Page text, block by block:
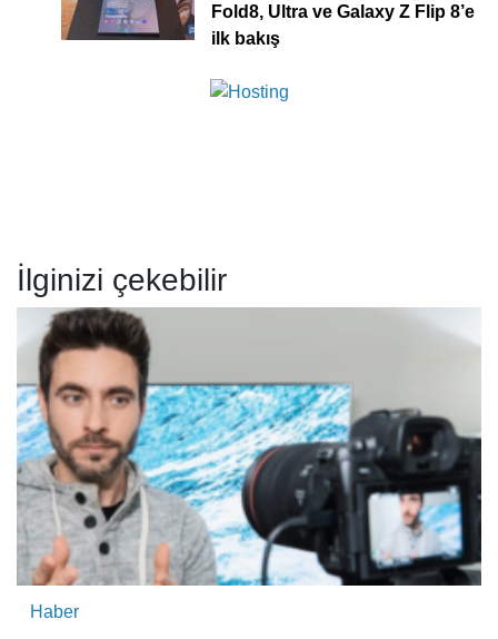
Fold8, Ultra ve Galaxy Z Flip 8’e
ilk bakış
İlginizi çekebilir
Haber